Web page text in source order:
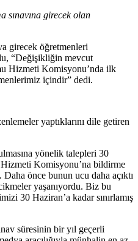
sınavına girecek olan
girecek öğretmenleri
“Değişikliğin mevcut
Hizmeti Komisyonu’nda ilk
içindir” dedi.
yaptıklarını dile getiren
yönelik talepleri 30
Komisyonu’na bildirme
önce bunun ucu daha açıktı
yaşanıyordu. Biz bu
30 Haziran’a kadar sınırlamış
süresinin bir yıl geçerli